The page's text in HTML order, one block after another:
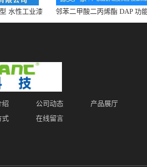
水性工业漆
现货
邻苯二甲酸二丙烯酯 DAP 功
体 增塑剂 CAS:131-17-9
绍 公司动态
产品展厅
式 在线留言